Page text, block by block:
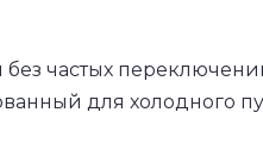
частых
для холодного